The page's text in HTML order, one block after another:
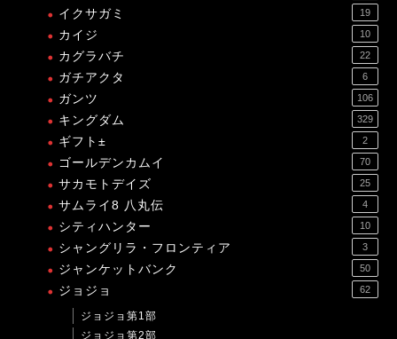
イクサガミ 19
カイジ 10
カグラバチ 22
ガチアクタ 6
ガンツ 106
キングダム 329
ギフト± 2
ゴールデンカムイ 70
サカモトデイズ 25
サムライ8 八丸伝 4
シティハンター 10
シャングリラ・フロンティア 3
ジャンケットバンク 50
ジョジョ 62
ジョジョ第1部
ジョジョ第2部